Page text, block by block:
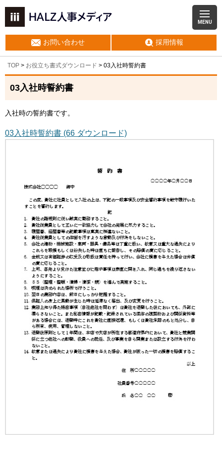
MENU
お問い合わせ 採用情報
TOP > お役立ち書式ダウンロード > 03入社時誓約書
03入社時誓約書
入社時の誓約書です。
03入社時誓約書 (66 ダウンロード)